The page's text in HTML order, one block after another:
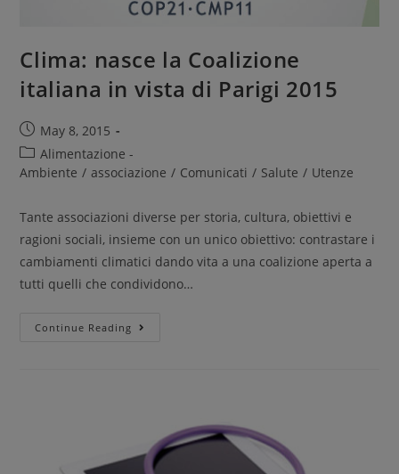
Clima: nasce la Coalizione
italiana in vista di Parigi 2015
May 8, 2015
Alimentazione -
Ambiente / associazione / Comunicati / Salute / Utenze
Tante associazioni diverse per storia, cultura, obiettivi e
ragioni sociali, insieme con un unico obiettivo: contrastare i
cambiamenti climatici dando vita a una coalizione aperta a
tutti quelli che condividono…
Continue Reading